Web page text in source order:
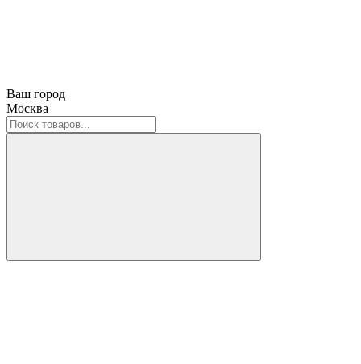
Ваш город
Москва